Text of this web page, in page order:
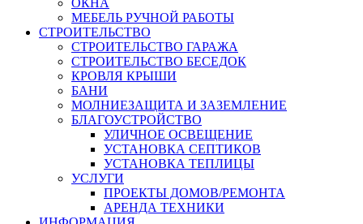
ОКНА
МЕБЕЛЬ РУЧНОЙ РАБОТЫ
СТРОИТЕЛЬСТВО
СТРОИТЕЛЬСТВО ГАРАЖА
СТРОИТЕЛЬСТВО БЕСЕДОК
КРОВЛЯ КРЫШИ
БАНИ
МОЛНИЕЗАЩИТА И ЗАЗЕМЛЕНИЕ
БЛАГОУСТРОЙСТВО
УЛИЧНОЕ ОСВЕЩЕНИЕ
УСТАНОВКА СЕПТИКОВ
УСТАНОВКА ТЕПЛИЦЫ
УСЛУГИ
ПРОЕКТЫ ДОМОВ/РЕМОНТА
АРЕНДА ТЕХНИКИ